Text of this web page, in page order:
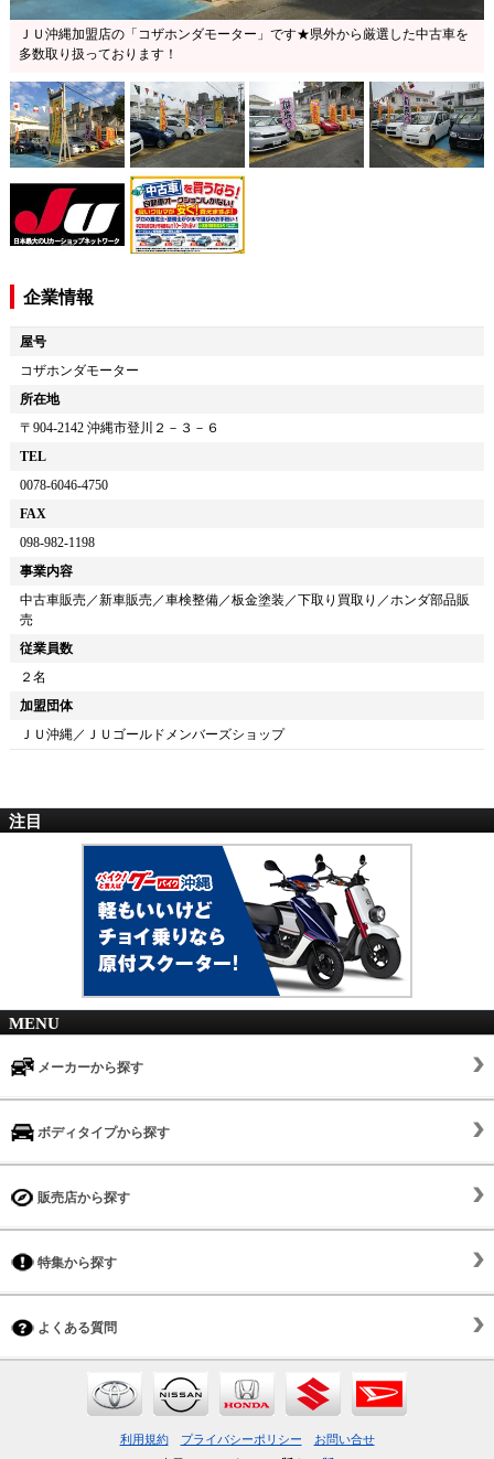
ＪＵ沖縄加盟店の「コザホンダモーター」です★県外から厳選した中古車を
多数取り扱っております！
企業情報
屋号
コザホンダモーター
所在地
〒 904-2142 沖縄市登川２－３－６
TEL
0078-6046-4750
FAX
098-982-1198
事業内容
中古車販売／新車販売／車検整備／板金塗装／下取り買取り／ホンダ部品販
売
従業員数
２名
加盟団体
ＪＵ沖縄／ＪＵゴールドメンバーズショップ
注目
MENU
メーカーから探す
ボディタイプから探す
販売店から探す
特集から探す
よくある質問
利用規約 プライバシーポリシー
お問い合せ